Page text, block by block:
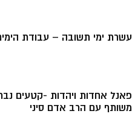
עשרת ימי תשובה – עבודת
פאנל אחדות ויהדות -קטעים
משותף עם הרב אדם סיני